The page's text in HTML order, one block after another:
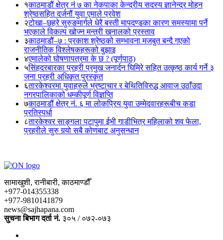
१काठमाडौं क्षेत्र नं ७ का नेकपाका केन्द्रीय सदस्य ज्ञानेन्द्र मोहन
श्रेष्ठसहित दर्जनौं युवा एमाले प्रवेश
२टोखा–छहरे सुरुङमार्गले धेरै बस्ती मापदण्डका कारण समस्यामा पर्ने
भएकाले विकल्प खोज्न मन्त्री खनालको प्रस्ताव
३काठमाडौं–७ : प्रकाश श्रेष्ठको सम्भावना मजबुत बन्दै गएको
राजनीतिक विश्लेषकहरूको बुझाइ
४एमालेको घोषणापत्रमा के छ ? (पूर्णपाठ)
५सिंहदरबारका प्रहरी प्रमुख जनार्दन घिमिरे सहित उत्कृष्ठ कार्य गर्ने ३
जना प्रहरी अधिकृत पुरस्कृत
६तारकेश्वरमा युवाहरुले भ्रष्टाचार र बेथितिविरुद्ध आवाज उठाँउदा
नगरपालिकाको धम्कीपूर्ण विज्ञप्ति
७काठमाडौं क्षेत्र नं. ६ मा लोकप्रिय युवा उम्मेदवारहरूबीच कडा
प्रतिस्पर्धा
८तारकेश्वर साङ्गला पटापुमा ईभी गाडीभित्र महिलाको शव फेला,
प्रहरीले सुरु गर्‍यो सबै कोणबाट अनुसन्धान
सामाखुशी, रानीबारी, काठमाण्डौँ
+977-014355338
+977-9810141879
news@sajhapana.com
सुचना बिभाग दर्ता नं. ३०५ / ०७२-०७३